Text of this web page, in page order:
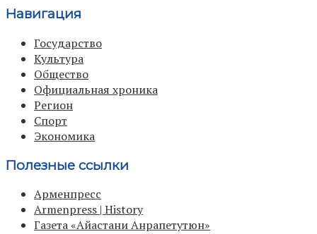
Навигация
Государство
Культура
Общество
Официальная хроника
Регион
Спорт
Экономика
Полезные ссылки
Арменпресс
Armenpress | History
Газета «Айастани Анрапетутюн»